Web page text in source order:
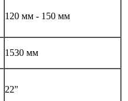
120 мм - 150 мм
1530 мм
22"